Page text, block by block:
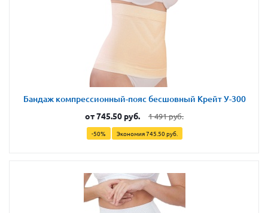
Бандаж компрессионный-пояс бесшовный Крейт У-300
от745.50 руб. 1 491 руб.
-50% Экономия745.50 руб.